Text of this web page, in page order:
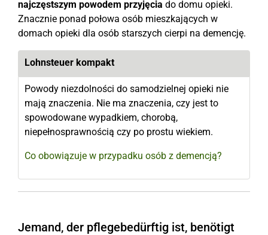
najczęstszym powodem przyjęcia do domu opieki.
Znacznie ponad połowa osób mieszkających w
domach opieki dla osób starszych cierpi na demencję.
Lohnsteuer kompakt
Powody niezdolności do samodzielnej opieki nie
mają znaczenia. Nie ma znaczenia, czy jest to
spowodowane wypadkiem, chorobą,
niepełnosprawnością czy po prostu wiekiem.
Co obowiązuje w przypadku osób z demencją?
Jemand, der pflegebedürftig ist, benötigt